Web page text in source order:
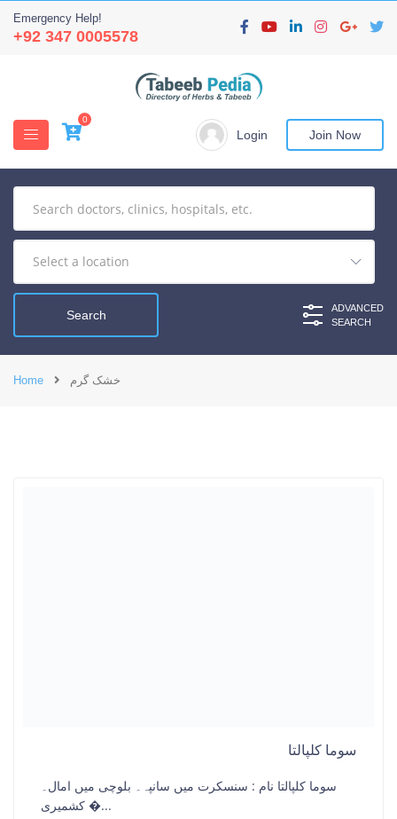
Emergency Help!
+92 347 0005578
0
Login Join Now
ADVANCED
SEARCH
Home خشک گرم
سوما کلپالتا
سوما کلپالتا نام : سنسکرت میں سانپہ۔ بلوچی میں امال۔
کشمیری �...